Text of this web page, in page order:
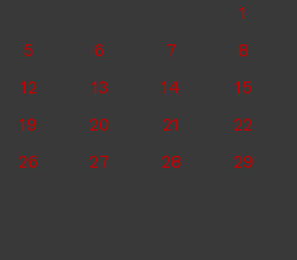
1
5 6 7
8
12 13 14
15
19 20 21
22
26 27 28
29